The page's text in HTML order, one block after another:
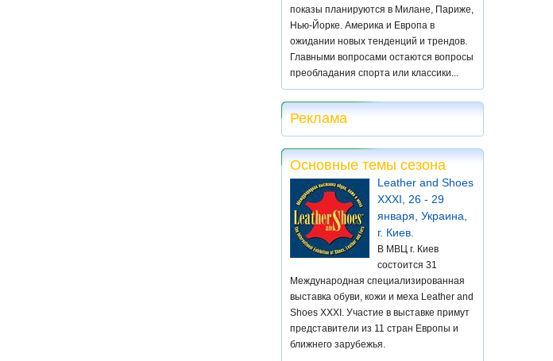
показы планируются в Милане, Париже,
Нью-Йорке. Америка и Европа в
ожидании новых тенденций и трендов.
Главными вопросами остаются вопросы
преобладания спорта или классики...
Реклама
Основные темы сезона
Leather and Shoes
XXXI, 26 - 29
января, Украина,
г. Киев.
В МВЦ г. Киев
состоится 31
Международная специализированная
выставка обуви, кожи и меха Leather and
Shoes XXXI. Участие в выставке примут
представители из 11 стран Европы и
ближнего зарубежья.